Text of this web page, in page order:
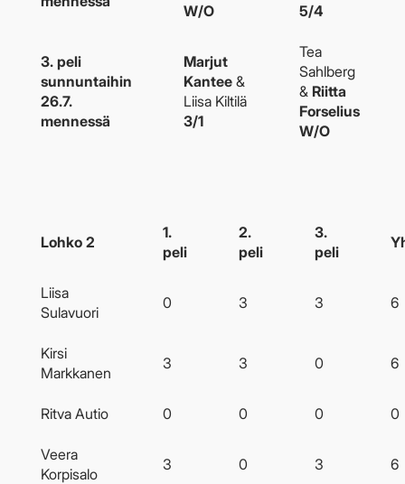
W/O
5/4
3. peli
sunnuntaihin
26.7.
mennessä
Marjut
Kantee &
Liisa Kiltilä
3/1
Tea
Sahlberg
& Riitta
Forselius
W/O
Lohko 2
1.
peli
2.
peli
3.
peli
Liisa
Sulavuori
0 3 3 6
Kirsi
Markkanen
3 3 0 6
Ritva Autio 0 0 0 0
Veera
Korpisalo
3 0 3 6